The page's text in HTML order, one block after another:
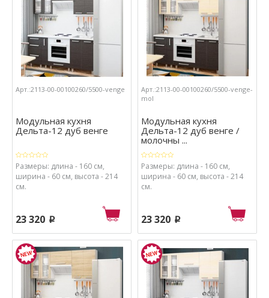
Арт.:2113-00-00100260/5500-venge
Модульная кухня
Дельта-12 дуб венге
Размеры: длина - 160 см,
ширина - 60 см, высота - 214
см.
23 320 p
Арт.:2113-00-00100260/5500-venge-
mol
Модульная кухня
Дельта-12 дуб венге /
молочны ...
Размеры: длина - 160 см,
ширина - 60 см, высота - 214
см.
23 320 p